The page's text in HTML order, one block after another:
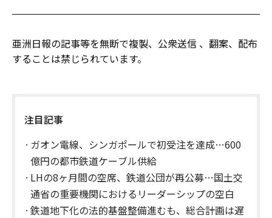
亜洲日報の記事等を無断で複製、公衆送信 、翻案、配布
することは禁じられています。
注目記事
ガオン電線、シンガポールで初受注を達成…600
億円の都市鉄道ケーブル供給
LHの8ヶ月間の空席、鉄道公団が再公募…国土交
通省の重要機関におけるリーダーシップの空白
鉄道地下化の法的基盤整備進むも、総合計画は遅